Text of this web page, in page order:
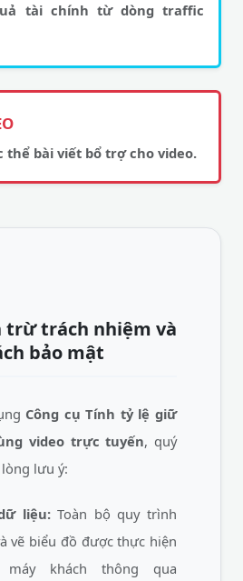
tài chính từ dòng traffic
thể bài viết bổ trợ cho video.
trừ trách nhiệm và
bảo mật
Công cụ Tính tỷ lệ giữ
video trực tuyến, quý
lưu ý:
liệu:Toàn bộ quy trình
vẽ biểu đồ được thực hiện
máy khách thông qua